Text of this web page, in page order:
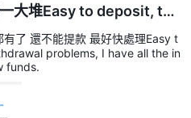
大堆Easy to deposit, the
了 還不能提款 最好快處理Easy t
problems, I have all the in
funds.